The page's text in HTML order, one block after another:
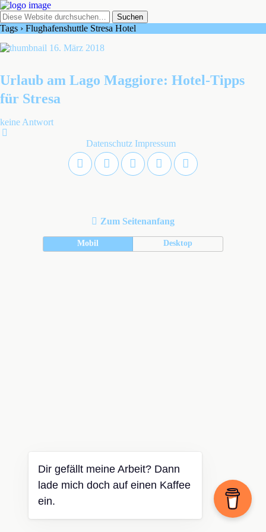
Tags › Flughafenshuttle Stresa Hotel
16. März 2018
Urlaub am Lago Maggiore: Hotel-Tipps
für Stresa
keine Antwort
Datenschutz Impressum
Zum Seitenanfang
Mobil Desktop
Dir gefällt meine Arbeit? Dann
lade mich doch auf einen Kaffee
ein.